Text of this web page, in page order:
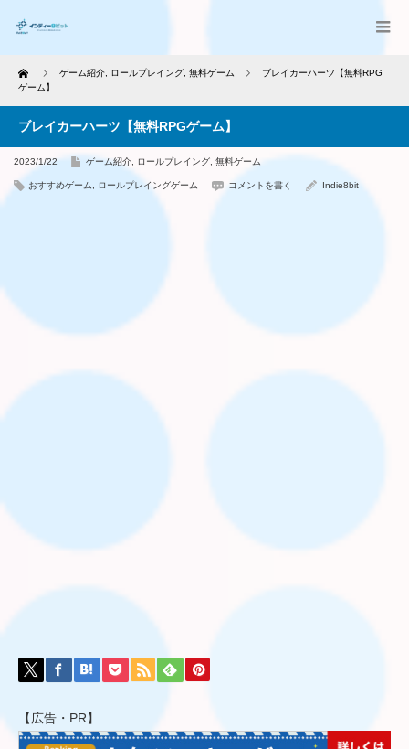
Home ゲーム紹介 ロールプレイング 無料ゲーム
ブレイカーハーツ【無料RPG
ゲーム】
ブレイカーハーツ【無料RPGゲーム】
2023/1/22 ゲーム紹介 ロールプレイング 無料ゲーム
おすすめゲーム ロールプレイングゲーム コメントを書く Indie8bit
【広告・PR】